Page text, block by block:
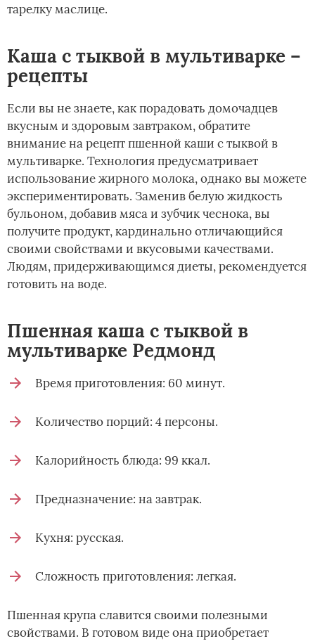
тарелку маслице.
Каша с тыквой в мультиварке –
рецепты
Если вы не знаете, как порадовать домочадцев
вкусным и здоровым завтраком, обратите
внимание на рецепт пшенной каши с тыквой в
мультиварке. Технология предусматривает
использование жирного молока, однако вы можете
экспериментировать. Заменив белую жидкость
бульоном, добавив мяса и зубчик чеснока, вы
получите продукт, кардинально отличающийся
своими свойствами и вкусовыми качествами.
Людям, придерживающимся диеты, рекомендуется
готовить на воде.
Пшенная каша с тыквой в
мультиварке Редмонд
Время приготовления: 60 минут.
Количество порций: 4 персоны.
Калорийность блюда: 99 ккал.
Предназначение: на завтрак.
Кухня: русская.
Сложность приготовления: легкая.
Пшенная крупа славится своими полезными
свойствами. В готовом виде она приобретает